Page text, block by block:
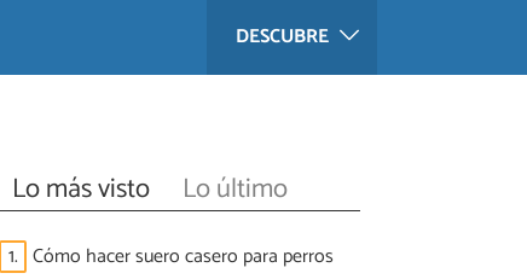
DESCUBRE
Lo más visto Lo último
1. Cómo hacer suero casero para perros